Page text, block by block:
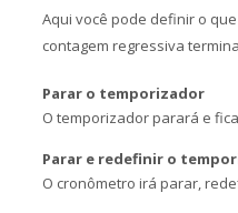
Aqui você pode definir o
contagem regressiva
Parar o temporizador
O temporizador parará e
Parar e redefinir o
O cronômetro irá parar,